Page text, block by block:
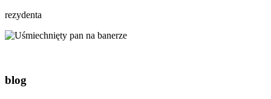
rezydenta
blog